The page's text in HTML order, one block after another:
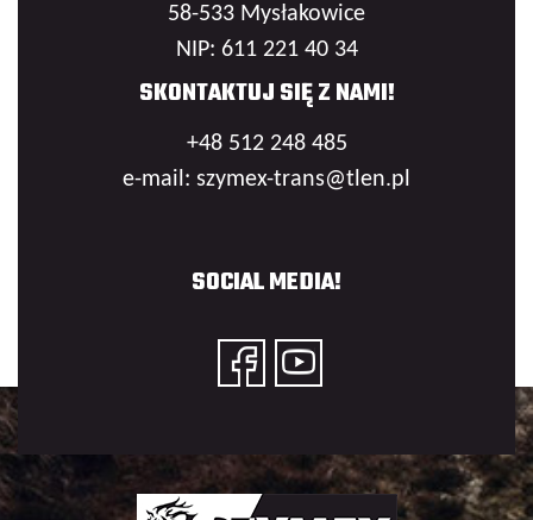
58-533 Mysłakowice
NIP: 611 221 40 34
SKONTAKTUJ SIĘ Z NAMI!
+48 512 248 485
e-mail: szymex-trans@tlen.pl
SOCIAL MEDIA!